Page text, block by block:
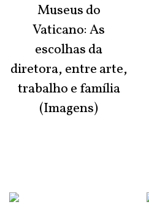
Museus do
Vaticano: As
escolhas da
diretora, entre arte,
trabalho e família
(Imagens)